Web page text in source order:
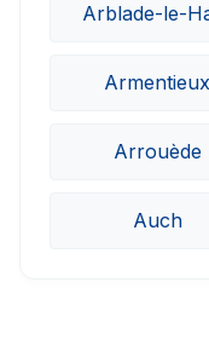
Arblade-le-
Armentieux
Arrouède
Auch